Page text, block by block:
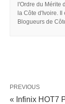
l'Ordre du Mérite
la Côte d'Ivoire.
Blogueurs de
PREVIOUS
« Infinix HOT7